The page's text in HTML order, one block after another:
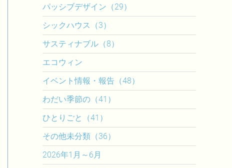
パッシブデザイン（29）
シックハウス（3）
サスティナブル（8）
エコウィン
イベント情報・報告（48）
わだい季節の（41）
ひとりごと（41）
その他未分類（36）
2026年1月～6月